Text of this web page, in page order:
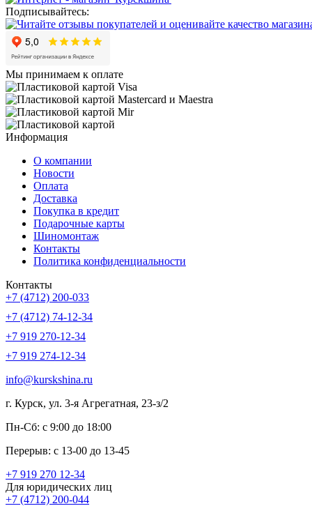
Подписывайтесь:
Мы принимаем к оплате
Информация
О компании
Новости
Оплата
Доставка
Покупка в кредит
Подарочные карты
Шиномонтаж
Контакты
Политика конфиденциальности
Контакты
+7 (4712) 200-033
+7 (4712) 74-12-34
+7 919 270-12-34
+7 919 274-12-34
info@kurskshina.ru
г. Курск, ул. 3-я Агрегатная, 23-з/2
Пн-Сб: с 9:00 до 18:00
Перерыв: с 13-00 до 13-45
+7 919 270 12-34
Для юридических лиц
+7 (4712) 200-044